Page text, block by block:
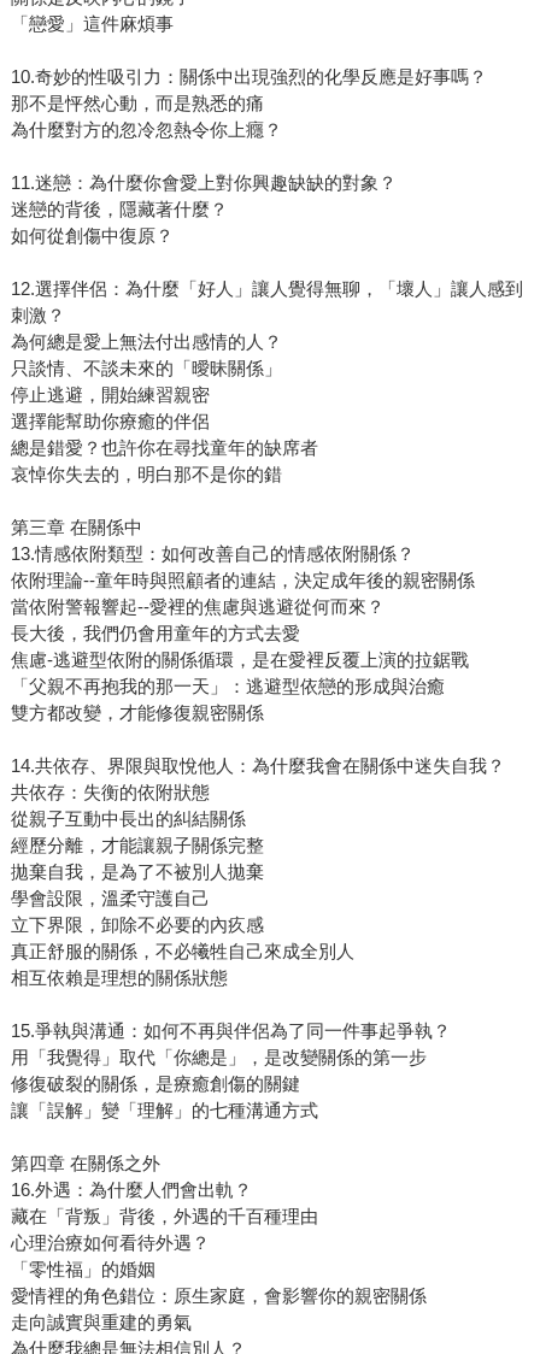
「戀愛」這件麻煩事
10.奇妙的性吸引力：關係中出現強烈的化學反應是好事嗎？
那不是怦然心動，而是熟悉的痛
為什麼對方的忽冷忽熱令你上癮？
11.迷戀：為什麼你會愛上對你興趣缺缺的對象？
迷戀的背後，隱藏著什麼？
如何從創傷中復原？
12.選擇伴侶：為什麼「好人」讓人覺得無聊，「壞人」讓人感到
刺激？
為何總是愛上無法付出感情的人？
只談情、不談未來的「曖昧關係」
停止逃避，開始練習親密
選擇能幫助你療癒的伴侶
總是錯愛？也許你在尋找童年的缺席者
哀悼你失去的，明白那不是你的錯
第三章 在關係中
13.情感依附類型：如何改善自己的情感依附關係？
依附理論--童年時與照顧者的連結，決定成年後的親密關係
當依附警報響起--愛裡的焦慮與逃避從何而來？
長大後，我們仍會用童年的方式去愛
焦慮-逃避型依附的關係循環，是在愛裡反覆上演的拉鋸戰
「父親不再抱我的那一天」：逃避型依戀的形成與治癒
雙方都改變，才能修復親密關係
14.共依存、界限與取悅他人：為什麼我會在關係中迷失自我？
共依存：失衡的依附狀態
從親子互動中長出的糾結關係
經歷分離，才能讓親子關係完整
拋棄自我，是為了不被別人拋棄
學會設限，溫柔守護自己
立下界限，卸除不必要的內疚感
真正舒服的關係，不必犧牲自己來成全別人
相互依賴是理想的關係狀態
15.爭執與溝通：如何不再與伴侶為了同一件事起爭執？
用「我覺得」取代「你總是」，是改變關係的第一步
修復破裂的關係，是療癒創傷的關鍵
讓「誤解」變「理解」的七種溝通方式
第四章 在關係之外
16.外遇：為什麼人們會出軌？
藏在「背叛」背後，外遇的千百種理由
心理治療如何看待外遇？
「零性福」的婚姻
愛情裡的角色錯位：原生家庭，會影響你的親密關係
走向誠實與重建的勇氣
為什麼我總是無法相信別人？